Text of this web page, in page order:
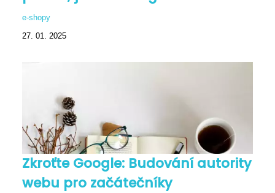
e-shopy
27. 01. 2025
Zkroťte Google: Budování autority
webu pro začátečníky